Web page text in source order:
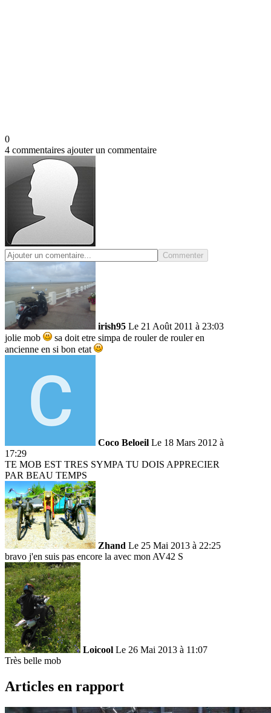
0
4 commentaires ajouter un commentaire
Commenter
irish95 Le 21 Août 2011 à 23:03
jolie mob
sa doit etre simpa de rouler de rouler en
ancienne en si bon etat
Coco Beloeil Le 18 Mars 2012 à
17:29
TE MOB EST TRES SYMPA TU DOIS APPRECIER
PAR BEAU TEMPS
Zhand Le 25 Mai 2013 à 22:25
bravo j'en suis pas encore la avec mon AV42 S
Loicool Le 26 Mai 2013 à 11:07
Très belle mob
Articles en rapport